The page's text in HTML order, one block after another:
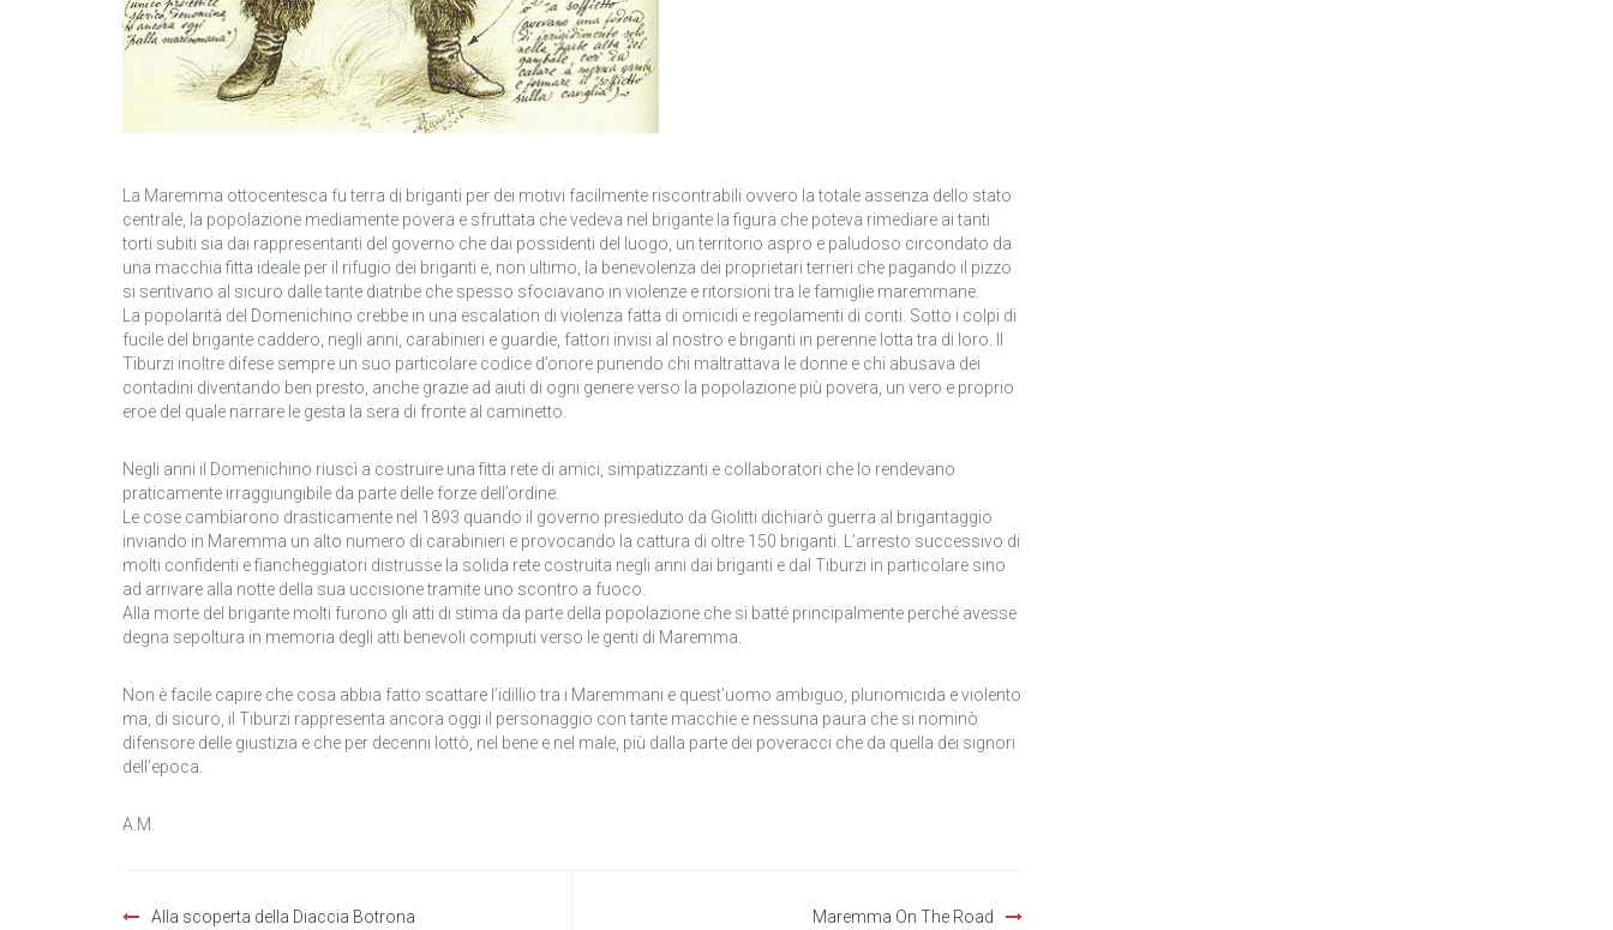
La Maremma ottocentesca fu terra di briganti per dei motivi facilmente riscontrabili ovvero la totale assenza dello stato
centrale, la popolazione mediamente povera e sfruttata che vedeva nel brigante la figura che poteva rimediare ai tanti
torti subiti sia dai rappresentanti del governo che dai possidenti del luogo, un territorio aspro e paludoso circondato da
una macchia fitta ideale per il rifugio dei briganti e, non ultimo, la benevolenza dei proprietari terrieri che pagando il pizzo
si sentivano al sicuro dalle tante diatribe che spesso sfociavano in violenze e ritorsioni tra le famiglie maremmane.
La popolarità del Domenichino crebbe in una escalation di violenza fatta di omicidi e regolamenti di conti. Sotto i colpi di
fucile del brigante caddero, negli anni, carabinieri e guardie, fattori invisi al nostro e briganti in perenne lotta tra di loro. Il
Tiburzi inoltre difese sempre un suo particolare codice d’onore punendo chi maltrattava le donne e chi abusava dei
contadini diventando ben presto, anche grazie ad aiuti di ogni genere verso la popolazione più povera, un vero e proprio
eroe del quale narrare le gesta la sera di fronte al caminetto.
Negli anni il Domenichino riuscì a costruire una fitta rete di amici, simpatizzanti e collaboratori che lo rendevano
praticamente irraggiungibile da parte delle forze dell’ordine.
Le cose cambiarono drasticamente nel 1893 quando il governo presieduto da Giolitti dichiarò guerra al brigantaggio
inviando in Maremma un alto numero di carabinieri e provocando la cattura di oltre 150 briganti. L’arresto successivo di
molti confidenti e fiancheggiatori distrusse la solida rete costruita negli anni dai briganti e dal Tiburzi in particolare sino
ad arrivare alla notte della sua uccisione tramite uno scontro a fuoco.
Alla morte del brigante molti furono gli atti di stima da parte della popolazione che si batté principalmente perché avesse
degna sepoltura in memoria degli atti benevoli compiuti verso le genti di Maremma.
Non è facile capire che cosa abbia fatto scattare l’idillio tra i Maremmani e quest’uomo ambiguo, pluriomicida e violento
ma, di sicuro, il Tiburzi rappresenta ancora oggi il personaggio con tante macchie e nessuna paura che si nominò
difensore delle giustizia e che per decenni lottò, nel bene e nel male, più dalla parte dei poveracci che da quella dei signori
dell’epoca.
A.M.
Alla scoperta della Diaccia Botrona Maremma On The Road